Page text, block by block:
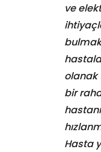
ve
olanak
bir
Hasta